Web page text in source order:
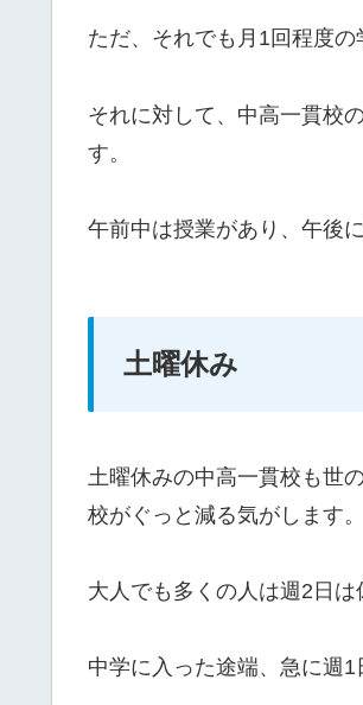
ただ、それでも月1回程度の
それに対して、中高一貫校
す。
午前中は授業があり、午後
土曜休み
土曜休みの中高一貫校も世
校がぐっと減る気がします。
大人でも多くの人は週2日
中学に入った途端、急に週